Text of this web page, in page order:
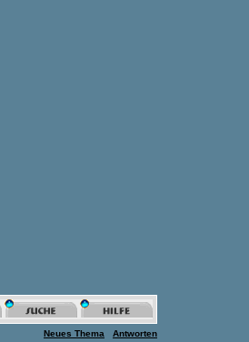
Neues Thema Antworten